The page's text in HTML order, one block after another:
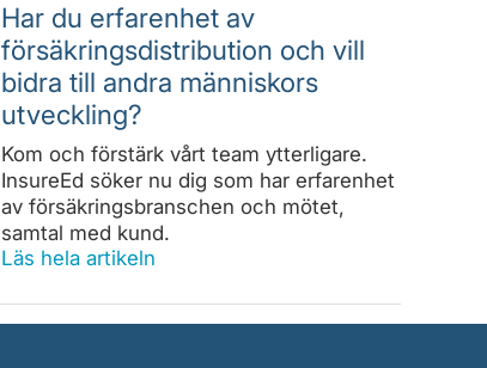
Har du erfarenhet av
försäkringsdistribution och vill
bidra till andra människors
utveckling?
Kom och förstärk vårt team ytterligare.
InsureEd söker nu dig som har erfarenhet
av försäkringsbranschen och mötet,
samtal med kund.
Läs hela artikeln